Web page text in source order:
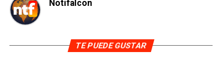
Notifalcon
TE PUEDE GUSTAR